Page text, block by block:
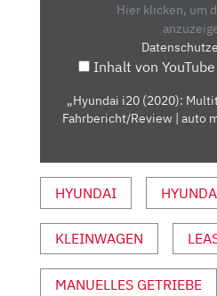
FAHRBERICHT/REVIEW
AUTO
SPORT“
VON
YOUTUBE
ANZEIGEN
Hier klicken, um
Inhalt von
„Hyundai i20 (2020):
Fahrbericht/Review | auto
HYUNDAI
KLEINWAGEN
MANUELLES GETRIEBE